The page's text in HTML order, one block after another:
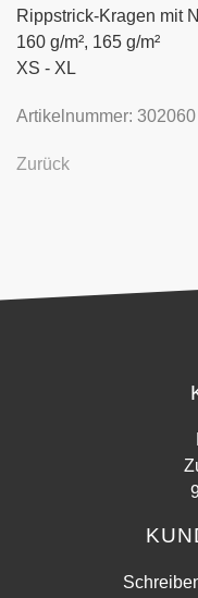
Rippstrick-Kragen mit
160 g/m², 165 g/m²
XS - XL
Artikelnummer: 302060
Zurück